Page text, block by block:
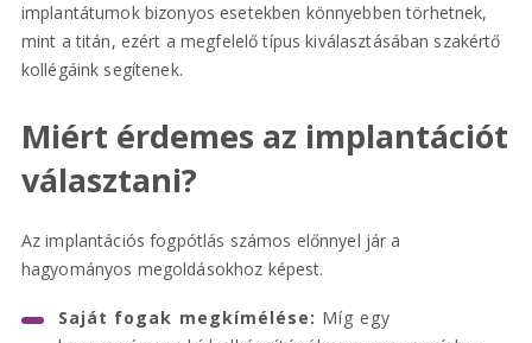
implantátumok bizonyos esetekben könnyebben törhetnek,
mint a titán, ezért a megfelelő típus kiválasztásában szakértő
kollégáink segítenek.
Miért érdemes az implantációt
választani?
Az implantációs fogpótlás számos előnnyel jár a
hagyományos megoldásokhoz képest.
Saját fogak megkímélése: Míg egy